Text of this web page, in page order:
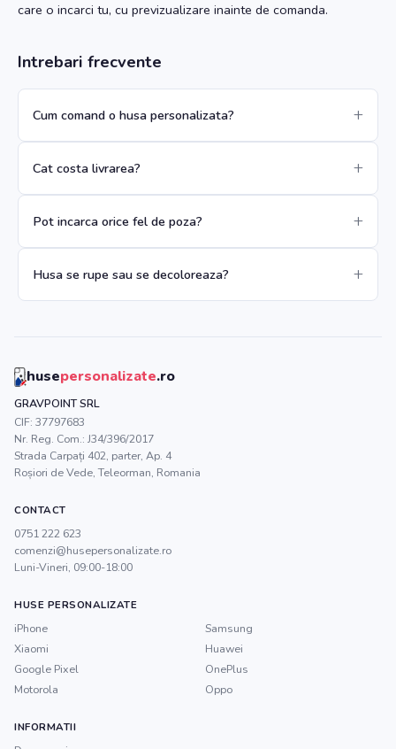
care o incarci tu, cu previzualizare inainte de comanda.
Intrebari frecvente
Cum comand o husa personalizata?
Cat costa livrarea?
Pot incarca orice fel de poza?
Husa se rupe sau se decoloreaza?
husepersonalizate.ro
GRAVPOINT SRL
CIF: 37797683
Nr. Reg. Com.: J34/396/2017
Strada Carpați 402, parter, Ap. 4
Roșiori de Vede,Teleorman, Romania
CONTACT
0751 222 623
comenzi@husepersonalizate.ro
Luni-Vineri, 09:00-18:00
HUSE PERSONALIZATE
iPhone
Samsung
Xiaomi
Huawei
Google Pixel
OnePlus
Motorola
Oppo
INFORMATII